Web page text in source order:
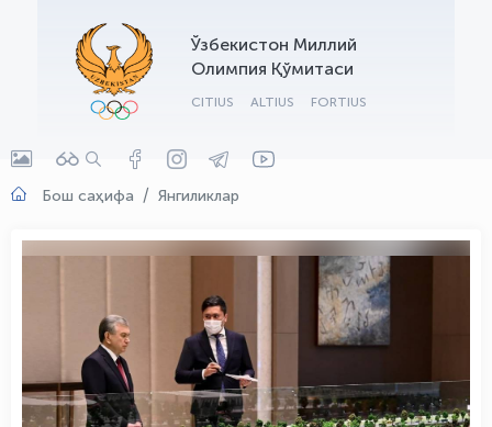
Ўзбекистон Миллий
Олимпия Қўмитаси
CITIUS ALTIUS FORTIUS
Бош саҳифа Янгиликлар
OLYMPCHIK AI - yordamchi
Онлайн · olympic.uz